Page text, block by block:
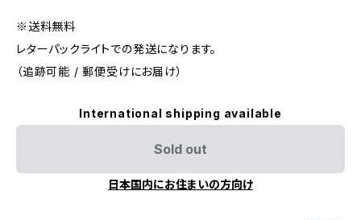
※送料無料
レターパックライトでの発送になります。
（追跡可能 / 郵便受けにお届け）
International shipping available
Sold out
日本国内にお住まいの方向け